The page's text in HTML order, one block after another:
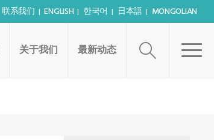
联系我们 ENGLISH 한국어 日本語 MONGOLIAN
关于我们 最新动态